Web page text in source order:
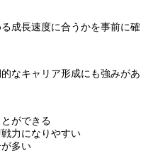
成長速度に合うかを事前に確
なキャリア形成にも強みがあ
ができる
力になりやすい
多い